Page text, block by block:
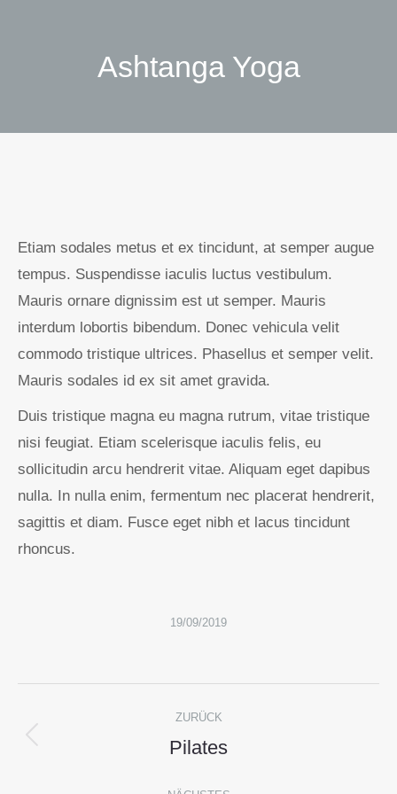
Ashtanga Yoga
Etiam sodales metus et ex tincidunt, at semper augue
tempus. Suspendisse iaculis luctus vestibulum.
Mauris ornare dignissim est ut semper. Mauris
interdum lobortis bibendum. Donec vehicula velit
commodo tristique ultrices. Phasellus et semper velit.
Mauris sodales id ex sit amet gravida.
Duis tristique magna eu magna rutrum, vitae tristique
nisi feugiat. Etiam scelerisque iaculis felis, eu
sollicitudin arcu hendrerit vitae. Aliquam eget dapibus
nulla. In nulla enim, fermentum nec placerat hendrerit,
sagittis et diam. Fusce eget nibh et lacus tincidunt
rhoncus.
19/09/2019
Navigation
ZURÜCK
Vorheriges
Pilates